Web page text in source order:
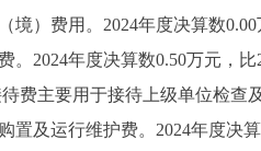
）费用。2024年度决算数0.00
2024年度决算数0.50万元，比
待费主要用于接待上级单位检查
及运行维护费。2024年度决算